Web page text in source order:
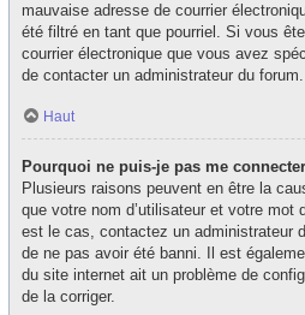
mauvaise adresse de courrier
été filtré en tant que pourriel. Si vous
courrier électronique que vous avez
de contacter un administrateur du forum.
Haut
Pourquoi ne puis-je pas me
Plusieurs raisons peuvent en être la
que votre nom d’utilisateur et votre mot
est le cas, contactez un administrateur
de ne pas avoir été banni. Il est
du site internet ait un problème de
de la corriger.